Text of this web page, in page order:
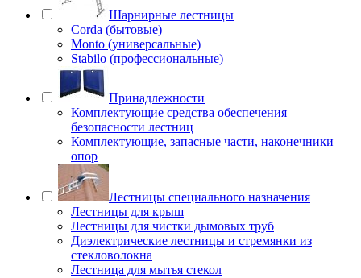
Шарнирные лестницы
Corda (бытовые)
Monto (универсальные)
Stabilo (профессиональные)
Принадлежности
Комплектующие средства обеспечения
безопасности лестниц
Комплектующие, запасные части, наконечники
опор
Лестницы специального назначения
Лестницы для крыш
Лестницы для чистки дымовых труб
Диэлектрические лестницы и стремянки из
стекловолокна
Лестница для мытья стекол